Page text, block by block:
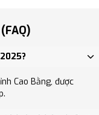
Cao Bằng, được